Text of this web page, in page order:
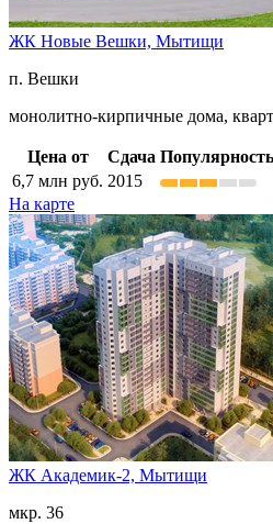
ЖК Новые Вешки, Мытищи
п. Вешки
монолитно-кирпичные дома,
Цена от Сдача Популярность
6,7 млн руб. 2015
На карте
ЖК Академик-2, Мытищи
мкр. 36